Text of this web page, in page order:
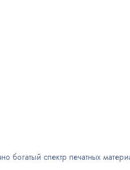
богатый спектр печатных